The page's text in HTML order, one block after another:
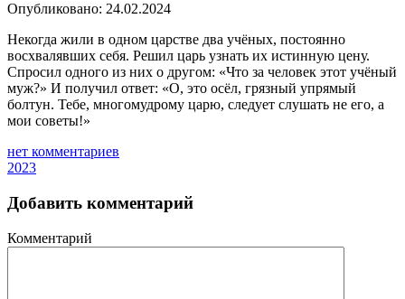
Опубликовано: 24.02.2024
Некогда жили в одном царстве два учёных, постоянно
восхвалявших себя. Решил царь узнать их истинную цену.
Спросил одного из них о другом: «Что за человек этот учёный
муж?» И получил ответ: «О, это осёл, грязный упрямый
болтун. Тебе, многомудрому царю, следует слушать не его, а
мои советы!»
нет комментариев
2023
Добавить комментарий
Комментарий